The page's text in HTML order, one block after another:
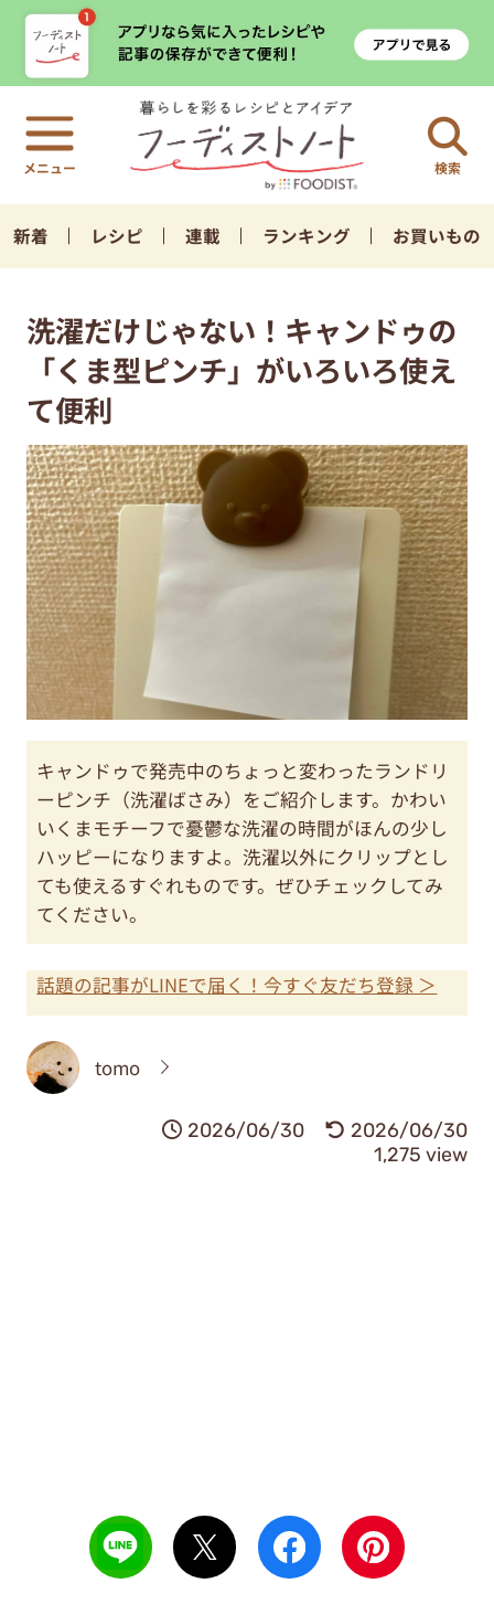
検索
新着 レシピ 連載 ランキング お買いもの
洗濯だけじゃない！キャンドゥの
「くま型ピンチ」がいろいろ使え
て便利
キャンドゥで発売中のちょっと変わったランドリ
ーピンチ（洗濯ばさみ）をご紹介します。かわい
いくまモチーフで憂鬱な洗濯の時間がほんの少し
ハッピーになりますよ。洗濯以外にクリップとし
ても使えるすぐれものです。ぜひチェックしてみ
てください。
話題の記事がLINEで届く！今すぐ友だち登録 ＞
tomo
2026/06/30
2026/06/30
1,275 view